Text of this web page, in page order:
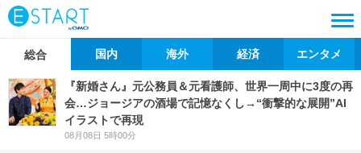
総合 国内 海外 経済 エンタメ
『新婚さん』元公務員＆元看護師、世界一周中に3度の再
会…ジョージアの酒場で記憶なくし→“衝撃的な展開”AI
イラストで再現
08月08日 5時00分